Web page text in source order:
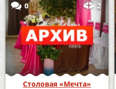
0 2
Столовая «Мечта»